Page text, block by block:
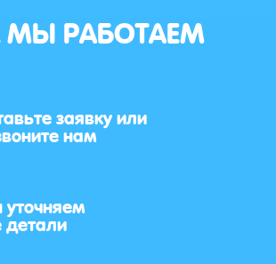
МЫ РАБОТАЕМ
заявку или
нам
детали